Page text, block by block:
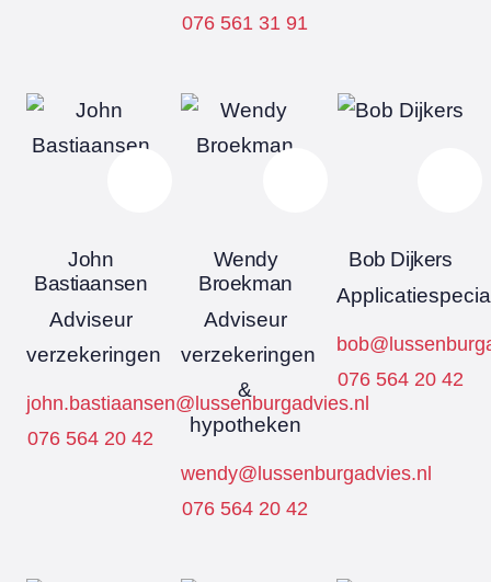
076 561 31 91
John
Bastiaansen
Adviseur
verzekeringen
john.bastiaansen@lussenburgadvies.nl
076 564 20 42
Wendy
Broekman
Adviseur
verzekeringen
&
hypotheken
wendy@lussenburgadvies.nl
076 564 20 42
Bob Dijkers
076 564 20 42